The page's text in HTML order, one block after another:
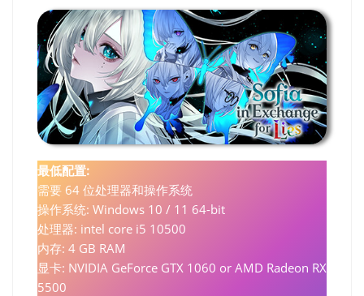
最低配置:
需要 64 位处理器和操作系统
操作系统: Windows 10 / 11 64-bit
处理器: intel core i5 10500
内存: 4 GB RAM
显卡: NVIDIA GeForce GTX 1060 or AMD Radeon RX
5500